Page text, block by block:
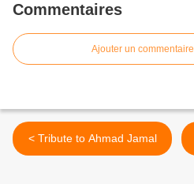
Commentaires
Ajouter un commentaire
< Tribute to Ahmad Jamal